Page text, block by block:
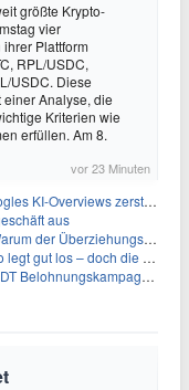
größte Krypto-
vier
Plattform
RPL/USDC,
USDC. Diese
Analyse, die
Kriterien wie
erfüllen. Am 8.
vor 23 Minuten
zerstören das Traffic-Geschäftsmodell
aus
teurer ist als gedacht
doch die Schwachstellen bleiben
mit Pudgy Penguins